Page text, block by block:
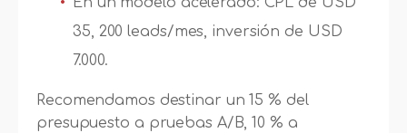
35, 200 leads/mes, inversión de USD
7.000.
Recomendamos destinar un 15 % del
presupuesto a pruebas A/B, 10 % a